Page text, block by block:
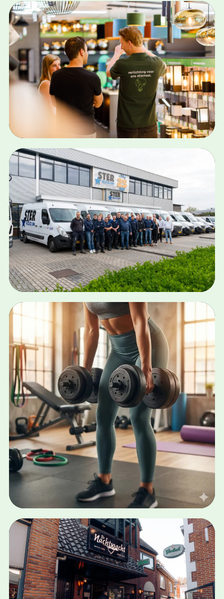
SEO · GEO · SEA · SOCIAL MEDIA
RESTAURANT PAN
Bekijk case
SEA · SEO · GEO · META ADS
LED LOKET
Bekijk case
WEBDESIGN · SEA · SEO & GEO
STER KOZIJN
Bekijk case
SEA · WEBSHOPS · STRATEGIE
MUNTEX
Bekijk case